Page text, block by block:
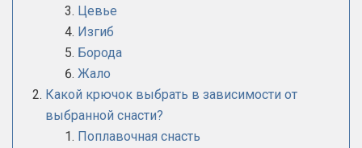
Цевье
Изгиб
Борода
Жало
Какой крючок выбрать в зависимости от
выбранной снасти?
Поплавочная снасть